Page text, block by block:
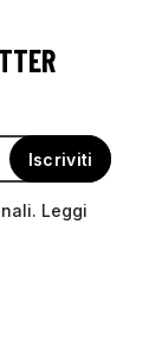
Leggi